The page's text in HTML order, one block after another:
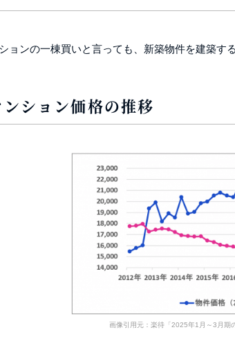
ョンの一棟買いと言っても、新築物件を建築す
ション価格の推移
画像引用元：楽待「2025年1月～3月期